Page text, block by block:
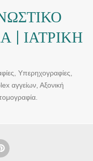
| ΙΑΤΡΙΚΗ
Υπερηχογραφίες,
αγγείων, Αξονική